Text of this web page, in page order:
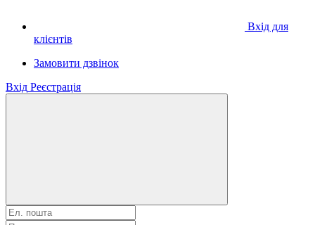
Вхід для
клієнтів
Замовити дзвінок
Вхід Реєстрація